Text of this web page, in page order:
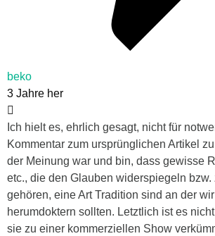
beko
3 Jahre her
Ich hielt es, ehrlich gesagt, nicht für
Kommentar zum ursprünglichen Artikel
der Meinung war und bin, dass gewisse
etc., die den Glauben widerspiegeln bzw.
gehören, eine Art Tradition sind an der
herumdoktern sollten. Letztlich ist es
sie zu einer kommerziellen Show